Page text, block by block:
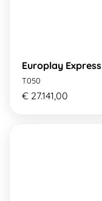
Europlay Express
T050
€ 27.141,00